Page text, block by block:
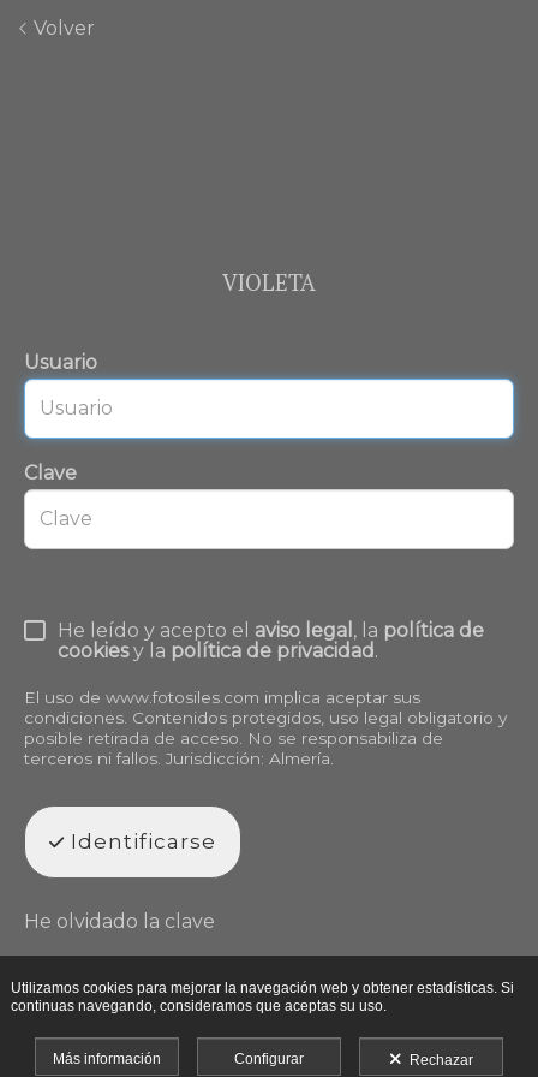
Volver
VIOLETA
Usuario
Clave
He leído y acepto el aviso legal , la política de
cookiesy la política de privacidad.
El uso de www.fotosiles.com implica aceptar sus
condiciones. Contenidos protegidos, uso legal obligatorio y
posible retirada de acceso. No se responsabiliza de
terceros ni fallos. Jurisdicción: Almería.
Identificarse
He olvidado la clave
Utilizamos cookies para mejorar la navegación web y obtener estadísticas. Si
continuas navegando, consideramos que aceptas su uso.
Más información Configurar Rechazar